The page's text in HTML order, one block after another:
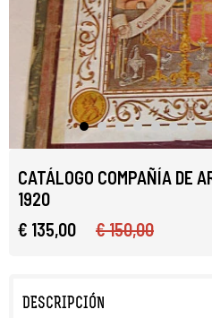
CATÁLOGO COMPAÑÍA DE
1920
€ 135,00
€ 150,00
DESCRIPCIÓN